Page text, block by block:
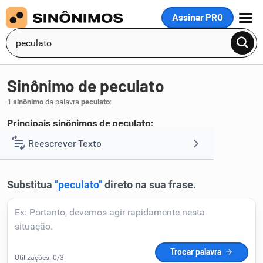
Assinar PRO
MENU
Reescrever Texto
Corrigir Texto
Sinônimo de peculato
1 sinônimo da palavra peculato:
Principais sinônimos de peculato:
1 desvio.